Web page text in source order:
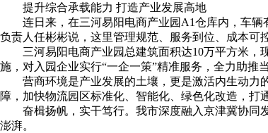
提升综合承载能力 打造产业发展高地
连日来，在三河易阳电商产业园A1仓库内，车
负责人任彬彬说，这里管理规范、服务到位、成本可
三河易阳电商产业园总建筑面积达10万平方米
施，对入园企业实行“一企一策”精准服务，全力助推
营商环境是产业发展的土壤，更是激活内生动力
障，加快物流园区标准化、智能化、绿色化改造，打
奋楫扬帆，实干笃行。我市深度融入京津冀协同
澎湃。